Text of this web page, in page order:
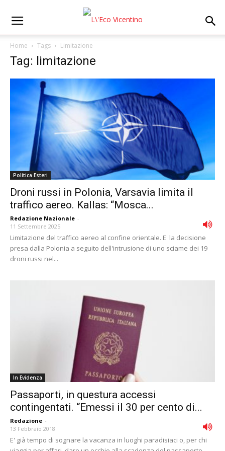
Home Tags Limitazione
Tag: limitazione
Politica Esteri
Droni russi in Polonia, Varsavia limita il
traffico aereo. Kallas: “Mosca...
Redazione Nazionale -
11 Settembre 2025
Limitazione del traffico aereo al confine orientale. E' la decisione
presa dalla Polonia a seguito dell'intrusione di uno sciame dei 19
droni russi nel...
In Evidenza
Passaporti, in questura accessi
contingentati. “Emessi il 30 per cento di...
Redazione -
13 Febbraio 2018
E' già tempo di sognare la vacanza in luoghi paradisiaci o, per chi